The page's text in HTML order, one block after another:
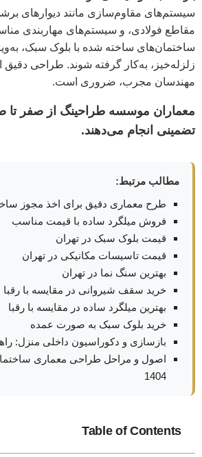
سیستم‌های مقاوم‌سازی مانند دیوارهای
مقاطع فولادی، و سیستم‌های مهاربندی
ساختمان‌های ساخته شده با بلوک سبک،
زلزله‌خیز، به‌کار گرفته شوند. طراحی
مهندسان مجرب، ضروری است.
معماران موسسه طراحینگ از صفر
تضمینی انجام می‌دهند.
مطالب مرتبط:
طرح معماری دقیق برای اخذ مجوز
فروش میلگرد ساده با قیمت مناسب
قیمت بلوک سبک در تهران
قیمت تاسیسات مکانیکی در تهران
بهترین سنگ نما در تهران
خرید سقف شیروانی در مقایسه با رقبا
بهترین میلگرد ساده در مقایسه با رقبا
خرید بلوک سبک به صورت عمده
بازسازی و دکوراسیون داخلی منزل:
اصول و مراحل طراحی معماری
1404
Table of Contents